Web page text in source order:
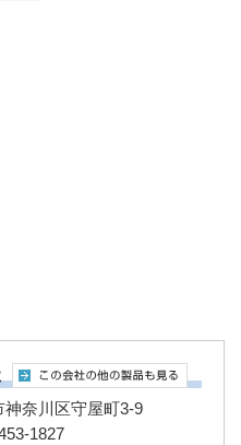
奈川区守屋町3-9
1827